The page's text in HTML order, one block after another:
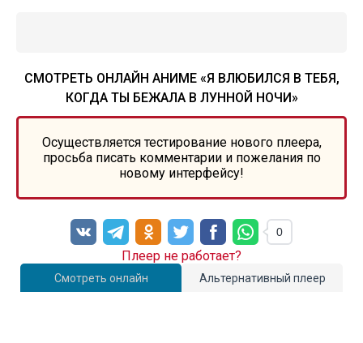
СМОТРЕТЬ ОНЛАЙН АНИМЕ «Я ВЛЮБИЛСЯ В ТЕБЯ,
КОГДА ТЫ БЕЖАЛА В ЛУННОЙ НОЧИ»
Осуществляется тестирование нового плеера,
просьба писать комментарии и пожелания по
новому интерфейсу!
Смотреть онлайн Альтернативный плеер
Плеер не работает?
0